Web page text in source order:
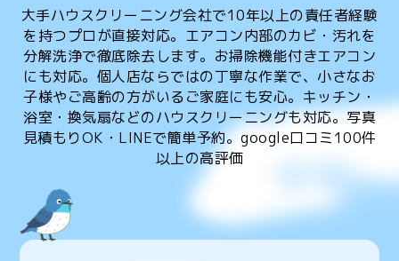
大手ハウスクリーニング会社で10年以上の責任者経験
を持つプロが直接対応。エアコン内部のカビ・汚れを
分解洗浄で徹底除去します。お掃除機能付きエアコン
にも対応。個人店ならではの丁寧な作業で、小さなお
子様やご高齢の方がいるご家庭にも安心。キッチン・
浴室・換気扇などのハウスクリーニングも対応。写真
見積もりOK・LINEで簡単予約。google口コミ100件
以上の高評価